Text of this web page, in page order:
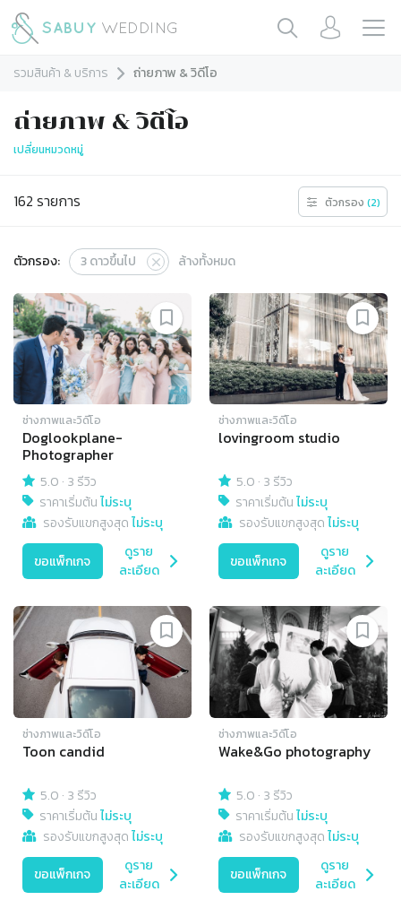
รวมสินค้า & บริการ ถ่ายภาพ & วิดีโอ
ถ่ายภาพ & วิดีโอ
เปลี่ยนหมวดหมู่
162 รายการ ตัวกรอง (2)
ตัวกรอง: 3ดาวขึ้นไป ล้างทั้งหมด
ช่างภาพและวิดีโอ
Doglookplane-
Photographer
5.0 · 3 รีวิว
ราคาเริ่มต้นไม่ระบุ
รองรับแขกสูงสุดไม่ระบุ
ขอแพ็กเกจ
ดูราย
ละเอียด
ช่างภาพและวิดีโอ
lovingroom studio
5.0 · 3 รีวิว
ราคาเริ่มต้นไม่ระบุ
รองรับแขกสูงสุดไม่ระบุ
ขอแพ็กเกจ
ดูราย
ละเอียด
ช่างภาพและวิดีโอ
Toon candid
5.0 · 3 รีวิว
ราคาเริ่มต้นไม่ระบุ
รองรับแขกสูงสุดไม่ระบุ
ขอแพ็กเกจ
ดูราย
ละเอียด
ช่างภาพและวิดีโอ
Wake&Go photography
5.0 · 3 รีวิว
ราคาเริ่มต้นไม่ระบุ
รองรับแขกสูงสุดไม่ระบุ
ขอแพ็กเกจ
ดูราย
ละเอียด